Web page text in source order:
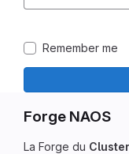
Forge NAOS
La Forge du
Remember me